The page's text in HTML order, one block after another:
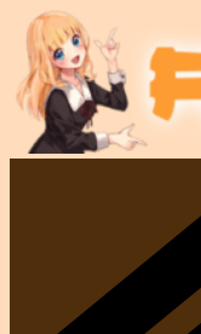
Passer
contenu